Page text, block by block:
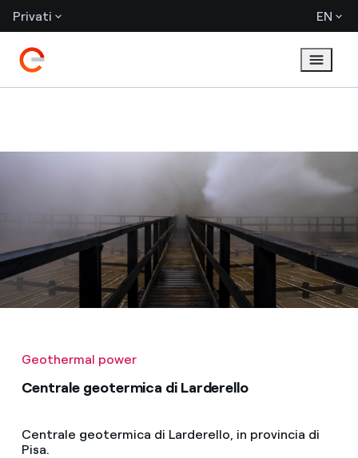
Privati EN
Geothermal power
Centrale geotermica di Larderello
Centrale geotermica di Larderello, in provincia di
Pisa.